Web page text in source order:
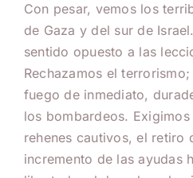
Con pesar, vemos los
de Gaza y del sur de
sentido opuesto a las
Rechazamos el
fuego de inmediato,
los bombardeos.
rehenes cautivos, el retiro
incremento de las ayudas